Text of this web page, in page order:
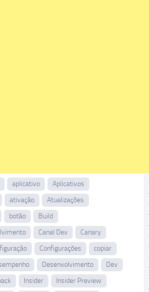
aplicativo
Aplicativos
ativação
Atualizações
botão
Build
Canal Dev
Canary
Configurações
copiar
Desenvolvimento
Dev
Insider
Insider Preview